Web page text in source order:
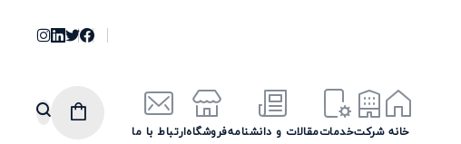
خانه شرکتخدماتمقالات و دانشنامهفروشگاهارتباط با ما